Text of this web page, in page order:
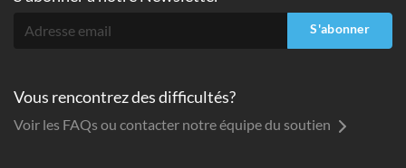
S'abonner
Vous rencontrez des difficultés?
Voir les FAQs ou contacter notre équipe du soutien